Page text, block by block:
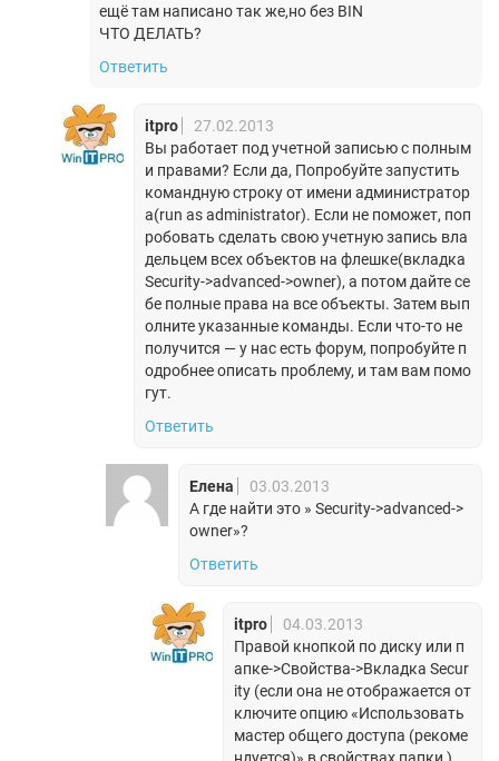
ещё там написано так же,но без BIN
ЧТО ДЕЛАТЬ?
Ответить
itpro
27.02.2013
Вы работает под учетной записью с полным
и правами? Если да, Попробуйте запустить
командную строку от имени администратор
а(run as administrator). Если не поможет, поп
робовать сделать свою учетную запись вла
дельцем всех объектов на флешке(вкладка
Security->advanced->owner), а потом дайте се
бе полные права на все объекты. Затем вып
олните указанные команды. Если что-то не
получится — у нас есть форум, попробуйте п
одробнее описать проблему, и там вам помо
гут.
Ответить
Елена
03.03.2013
А где найти это » Security->advanced->
owner»?
Ответить
itpro
04.03.2013
Правой кнопкой по диску или п
апке->Свойства->Вкладка Secur
ity (если она не отображается от
ключите опцию «Использовать
мастер общего доступа (рекоме